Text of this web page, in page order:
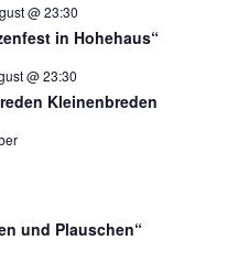
@ 23:30
in Hohehaus“
@ 23:30
Kleinenbreden
und Plauschen“